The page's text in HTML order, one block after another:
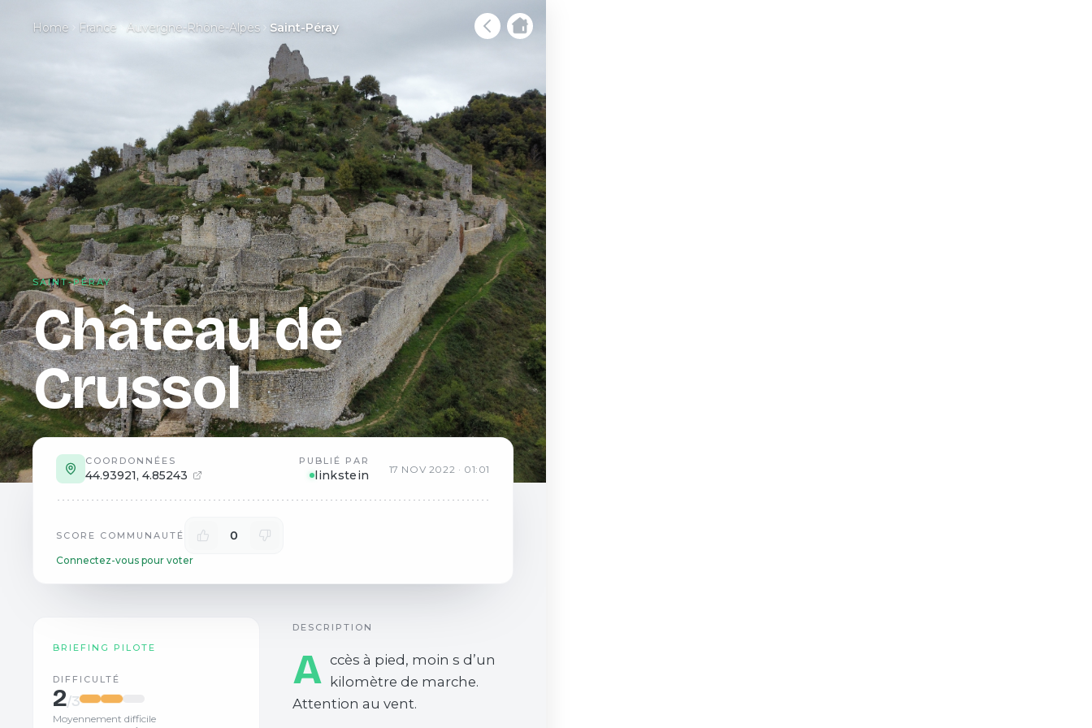
Home France Auvergne-Rhône-Alpes Saint-Péray
SAINT-PÉRAY
Château de
Crussol
COORDONNÉES
44.93921, 4.85243
PUBLIÉ PAR
linkstein 17 NOV 2022 · 01:01
SCORE COMMUNAUTÉ 0
Connectez-vous pour voter
BRIEFING PILOTE
DIFFICULTÉ
2/3
Moyennement difficile
DESCRIPTION
A ccès à pied, moin s d’un
kilomètre de marche.
Attention au vent.